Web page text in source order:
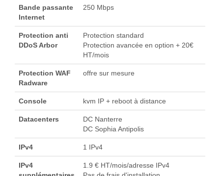
Bande passante
Internet
250 Mbps
Protection anti
DDoS Arbor
Protection standard
Protection avancée en option + 20€
HT/mois
Protection WAF
Radware
offre sur mesure
Console kvm IP + reboot à distance
Datacenters
DC Nanterre
DC Sophia Antipolis
IPv4 1 IPv4
IPv4
1.9 € HT/mois/adresse IPv4